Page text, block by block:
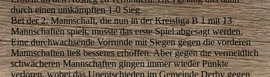
durch einen umkämpften 1-0 Sieg.
Bei der 2. Mannschaft, die nun in der Kreisliga B 1 mit 13
Mannschaften spielt, musste das erste Spiel abgesagt werden.
Eine durchwachsende Vorrunde mit Siegen gegen die vorderen
Mannschaften ließ besseres erhoffen. Aber gegen die vermeidlich
schwächeren Mannschaften gingen immer wieder Punkte
verloren, wobei das Unentschieden im Gemeinde Derby gegen